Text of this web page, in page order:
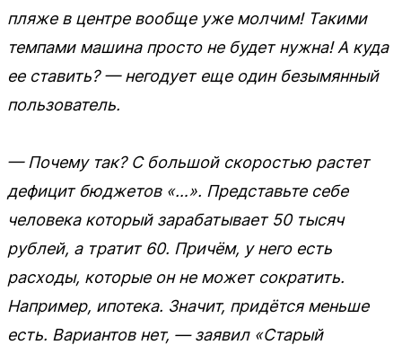
пляже в центре вообще уже молчим! Такими
темпами машина просто не будет нужна! А куда
ее ставить? — негодует еще один безымянный
пользователь.
— Почему так? С большой скоростью растет
дефицит бюджетов «…». Представьте себе
человека который зарабатывает 50 тысяч
рублей, а тратит 60. Причём, у него есть
расходы, которые он не может сократить.
Например, ипотека. Значит, придётся меньше
есть. Вариантов нет, — заявил «Старый